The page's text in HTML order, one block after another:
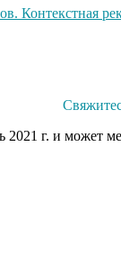
2021 г. и может